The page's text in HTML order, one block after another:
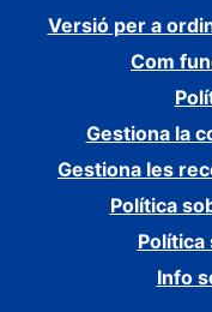
Versió per a
Com
Gestiona la
Gestiona les
Política
Info